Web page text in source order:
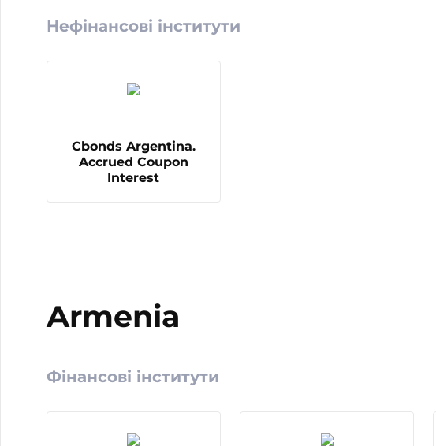
Нефінансові інститути
Cbonds Argentina.
Accrued Coupon
Interest
Armenia
Фінансові інститути